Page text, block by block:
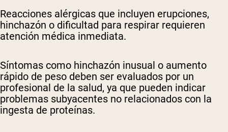
Reacciones alérgicas que incluyen erupciones,
hinchazón o dificultad para respirar requieren
atención médica inmediata.
Síntomas como hinchazón inusual o aumento
rápido de peso deben ser evaluados por un
profesional de la salud, ya que pueden indicar
problemas subyacentes no relacionados con la
ingesta de proteínas.